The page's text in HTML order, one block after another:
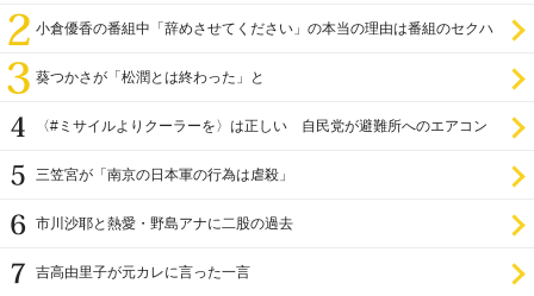
小倉優香の番組中「辞めさせてください」の本当の理由は番組のセクハ
葵つかさが「松潤とは終わった」と
〈#ミサイルよりクーラーを〉は正しい 自民党が避難所へのエアコン
三笠宮が「南京の日本軍の行為は虐殺」
市川沙耶と熱愛・野島アナに二股の過去
吉高由里子が元カレに言った一言